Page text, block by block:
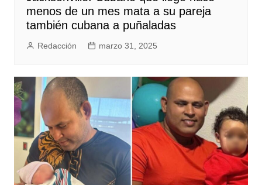
menos de un mes mata a su pareja
también cubana a puñaladas
Redacción marzo 31, 2025